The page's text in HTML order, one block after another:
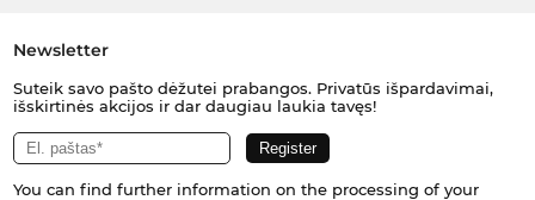
Newsletter
Suteik savo pašto dėžutei prabangos. Privatūs išpardavimai,
išskirtinės akcijos ir dar daugiau laukia tavęs!
You can find further information on the processing of your